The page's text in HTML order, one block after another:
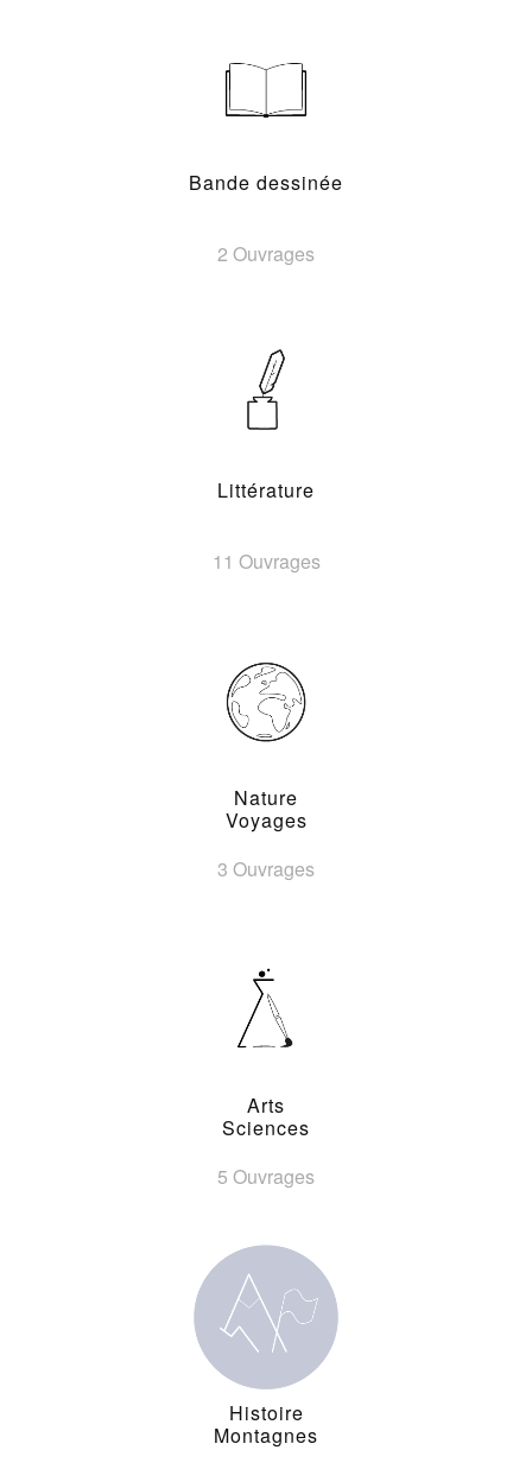
Bande dessinée
2 Ouvrages
Littérature
11 Ouvrages
Nature
Voyages
3 Ouvrages
Arts
Sciences
5 Ouvrages
Histoire
Montagnes